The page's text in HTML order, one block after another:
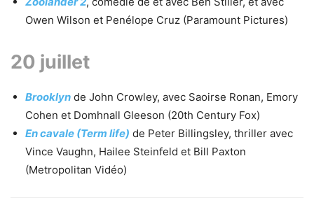
Owen Wilson et Penélope Cruz (Paramount Pictures)
20 juillet
Brooklyn de John Crowley, avec Saoirse Ronan, Emory
Cohen et Domhnall Gleeson (20th Century Fox)
En cavale (Term life) de Peter Billingsley, thriller avec
Vince Vaughn, Hailee Steinfeld et Bill Paxton
(Metropolitan Vidéo)